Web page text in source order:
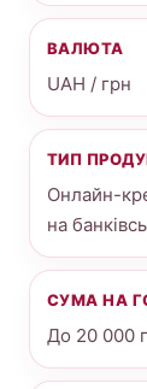
ВАЛЮТА
UAH / грн
ТИП
Онлайн-
на
СУМА НА
До 20 000